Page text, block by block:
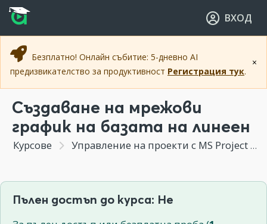
Прескочи към основното съдържание
Прескочи към навигацията
ВХОД
×
Безплатно! Онлайн събитие: 5-дневно AI
предизвикателство за продуктивност Регистрация тук.
Създаване на мрежови
график на базата на линеен
Курсове Управление на проекти с MS Project
Пълен достъп до курса: Не